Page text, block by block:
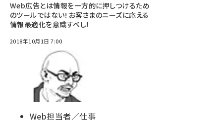
Web広告とは情報を一方的に押しつけるため
のツールではない! お客さまのニーズに応える
情報最適化を意識すべし!
2018年10月1日 7:00
Web担当者／仕事